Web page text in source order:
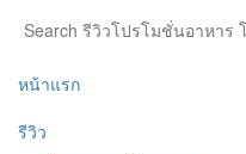
หน้าแรก
รีวิว